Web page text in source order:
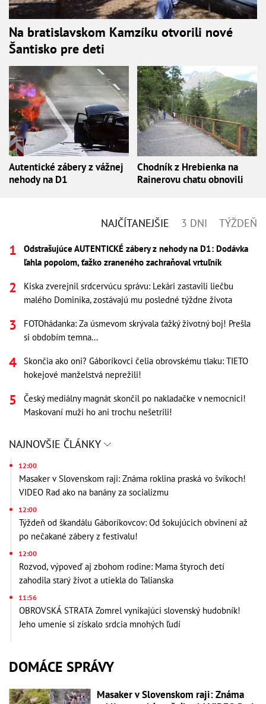
Na bratislavskom Kamzíku otvorili nové
Šantisko pre deti
Autentické zábery z vážnej
nehody na D1
Chodník z Hrebienka na
Rainerovu chatu obnovili
NAJČÍTANEJŠIE 3 DNI TÝŽDEŇ
Odstrašujúce AUTENTICKÉ zábery z nehody na D1: Dodávka
ľahla popolom, ťažko zraneného zachraňoval vrtuľník
Kiska zverejnil srdcervúcu správu: Lekári zastavili liečbu
malého Dominika, zostávajú mu posledné týždne života
FOTOhádanka: Za úsmevom skrývala ťažký životný boj! Prešla
si obdobím temna...
Skončia ako oni? Gáboríkovci čelia obrovskému tlaku: TIETO
hokejové manželstvá neprežili!
Český mediálny magnát skončil po nakladačke v nemocnici!
Maskovaní muži ho ani trochu nešetrili!
NAJNOVŠIE ČLÁNKY
12:00
Masaker v Slovenskom raji: Známa roklina praská vo švíkoch!
VIDEO Rad ako na banány za socializmu
12:00
Týždeň od škandálu Gáboríkovcov: Od šokujúcich obvinení až
po nečakané zábery z festivalu!
12:00
Rozvod, výpoveď aj zbohom rodine: Mama štyroch detí
zahodila starý život a utiekla do Talianska
11:56
OBROVSKÁ STRATA Zomrel vynikajúci slovenský hudobník!
Jeho umenie si získalo srdcia mnohých ľudí
DOMÁCE SPRÁVY
Masaker v Slovenskom raji: Známa